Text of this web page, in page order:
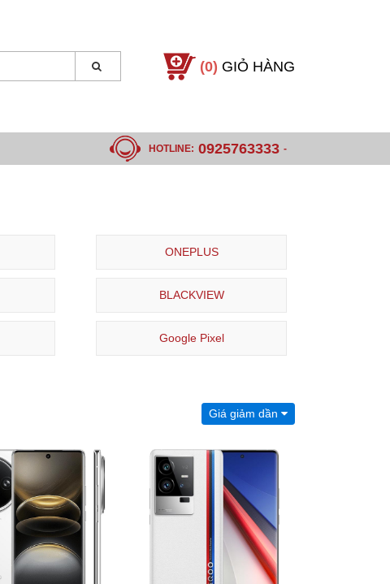
(0) GIỎ HÀNG
HOTLINE: 0925763333 -
ONEPLUS
BLACKVIEW
Google Pixel
Giá giảm dần